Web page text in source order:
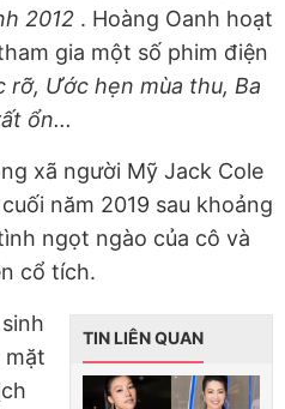
2012 . Hoàng Oanh hoạt
gia một số phim điện
rỡ, Ước hẹn mùa thu, Ba
ổn...
xã người Mỹ Jack Cole
năm 2019 sau khoảng
ngọt ngào của cô và
cổ tích.
TIN LIÊN QUAN
mặt